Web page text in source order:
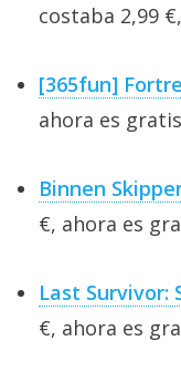
costaba 2,99
[365fun]
ahora es
Binnen
€, ahora es
Last Survivor:
€, ahora es